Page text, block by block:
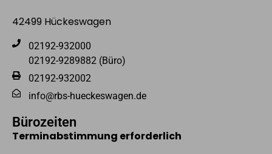
42499 Hückeswagen
02192-932000
02192-9289882 (Büro)
02192-932002
info@rbs-hueckeswagen.de
Bürozeiten
Terminabstimmung erforderlich